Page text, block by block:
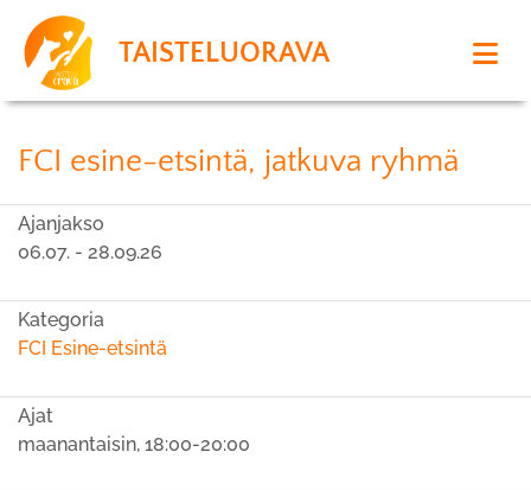
TAISTELUORAVA
FCI esine-etsintä, jatkuva ryhmä
Ajanjakso
06.07. - 28.09.26
Kategoria
FCI Esine-etsintä
Ajat
maanantaisin, 18:00-20:00